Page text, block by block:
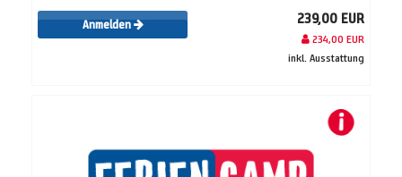
Anmelden 239,00 EUR
234,00 EUR
inkl. Ausstattung